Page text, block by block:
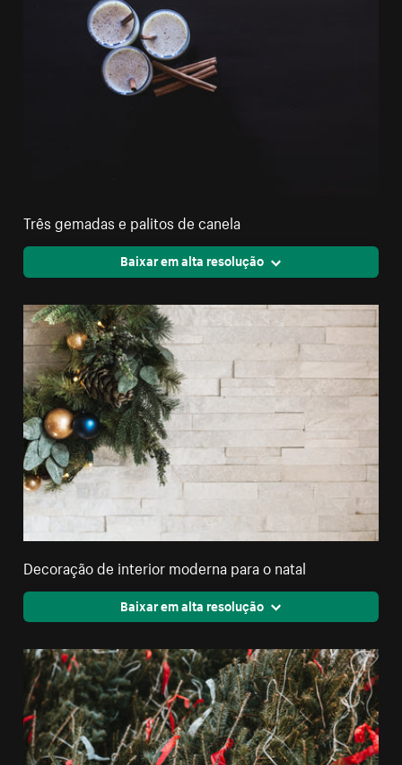
Três gemadas e palitos de canela
Baixar em alta resolução
Decoração de interior moderna para o natal
Baixar em alta resolução